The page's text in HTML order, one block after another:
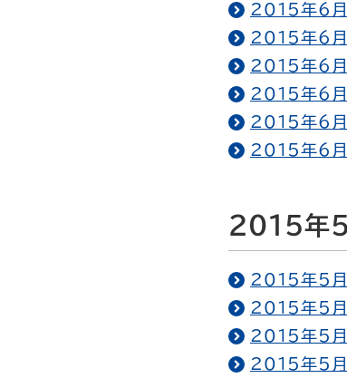
2015年6月
2015年6月
2015年6月
2015年6月
2015年6月
2015年6月
2015年5
2015年5月
2015年5月
2015年5月
2015年5月